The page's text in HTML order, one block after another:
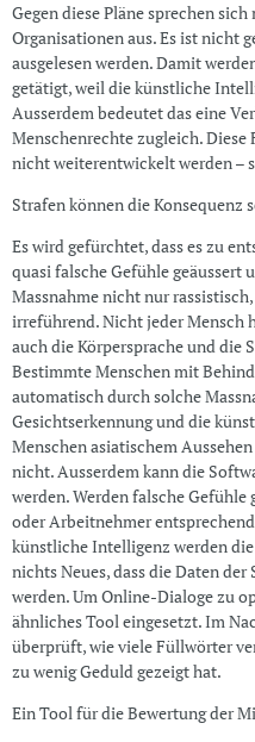
Gegen diese Pläne sprechen
Organisationen aus. Es ist nicht
ausgelesen werden. Damit
getätigt, weil die künstliche
Ausserdem bedeutet das eine
Menschenrechte zugleich.
nicht weiterentwickelt werden –
Strafen können die Konsequenz
Es wird gefürchtet, dass es zu
quasi falsche Gefühle geäussert
Massnahme nicht nur
irreführend. Nicht jeder Mensch
auch die Körpersprache und die
Bestimmte Menschen mit
automatisch durch solche
Gesichtserkennung und die
Menschen asiatischem
nicht. Ausserdem kann die
werden. Werden falsche
oder Arbeitnehmer
künstliche Intelligenz werden
nichts Neues, dass die Daten
werden. Um Online-Dialoge zu
ähnliches Tool eingesetzt. Im
überprüft, wie viele Füllwörter
zu wenig Geduld gezeigt hat.
Ein Tool für die Bewertung der